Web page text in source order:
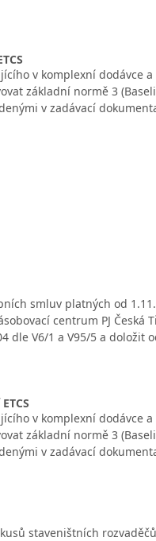
v komplexní dodávce
základní normě 3
v zadávací
smluv platných od
centrum PJ
dle V6/1 a V95/5 a
v komplexní dodávce
základní normě 3
v zadávací
staveništních